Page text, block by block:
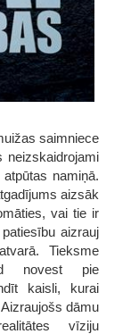
saimniece
neizskaidrojami
namiņā.
aizsāk
vai tie ir
aizrauj
Tieksme
novest pie
kaisli, kurai
dāmu
vīziju